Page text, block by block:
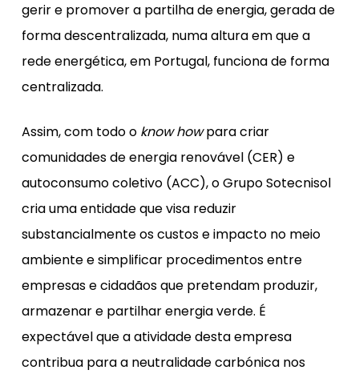
gerir e promover a partilha de energia, gerada de
forma descentralizada, numa altura em que a
rede energética, em Portugal, funciona de forma
centralizada.
Assim, com todo o know howpara criar
comunidades de energia renovável (CER) e
autoconsumo coletivo (ACC), o Grupo Sotecnisol
cria uma entidade que visa reduzir
substancialmente os custos e impacto no meio
ambiente e simplificar procedimentos entre
empresas e cidadãos que pretendam produzir,
armazenar e partilhar energia verde. É
expectável que a atividade desta empresa
contribua para a neutralidade carbónica nos